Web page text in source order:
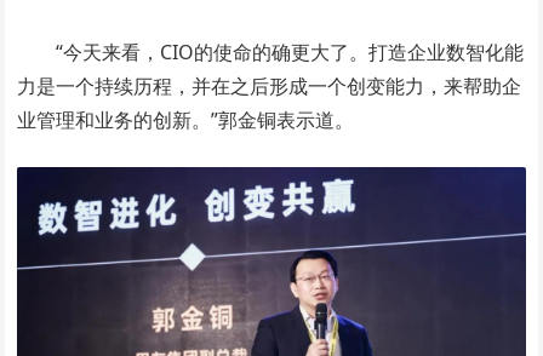
“今天来看，CIO的使命的确更大了。打造企业数智化能
力是一个持续历程，并在之后形成一个创变能力，来帮助企
业管理和业务的创新。”郭金铜表示道。